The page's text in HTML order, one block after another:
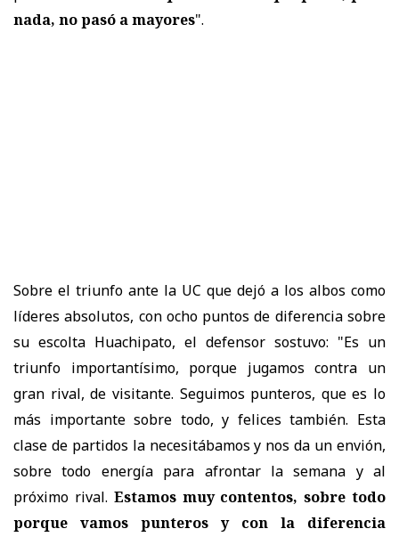
nada, no pasó a mayores".
Sobre el triunfo ante la UC que dejó a los albos como
líderes absolutos, con ocho puntos de diferencia sobre
su escolta Huachipato, el defensor sostuvo: "Es un
triunfo importantísimo, porque jugamos contra un
gran rival, de visitante. Seguimos punteros, que es lo
más importante sobre todo, y felices también. Esta
clase de partidos la necesitábamos y nos da un envión,
sobre todo energía para afrontar la semana y al
próximo rival. Estamos muy contentos, sobre todo
porque vamos punteros y con la diferencia